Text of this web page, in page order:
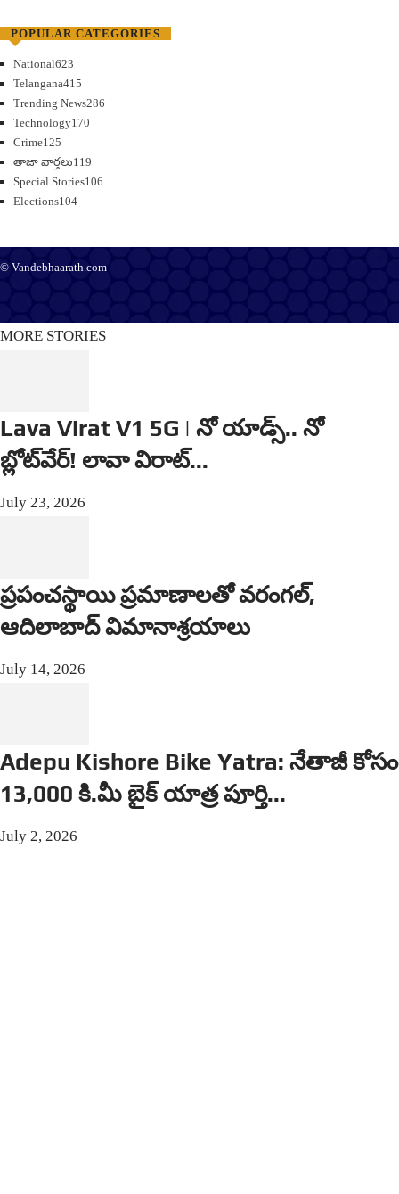
POPULAR CATEGORIES
National623
Telangana415
Trending News286
Technology170
Crime125
తాజా వార్తలు119
Special Stories106
Elections104
© Vandebhaarath.com
MORE STORIES
Lava Virat V1 5G | నో యాడ్స్.. నో
బ్లోట్‌వేర్! లావా విరాట్...
July 23, 2026
ప్రపంచస్థాయి ప్రమాణాలతో వరంగల్,
ఆదిలాబాద్ విమానాశ్రయాలు
July 14, 2026
Adepu Kishore Bike Yatra: నేతాజీ కోసం
13,000 కి.మీ బైక్ యాత్ర పూర్తి...
July 2, 2026